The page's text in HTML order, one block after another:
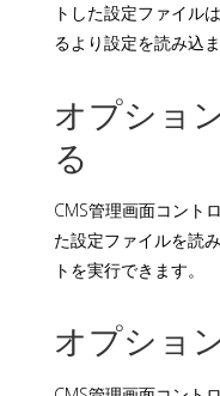
トした設定ファイル
るより設定を読み込
オプショ
る
CMS管理画面コント
た設定ファイルを読
トを実行できます。
オプショ